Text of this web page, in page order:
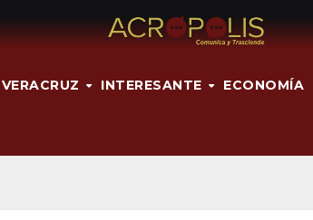
VERACRUZ INTERESANTE ECONOMÍA